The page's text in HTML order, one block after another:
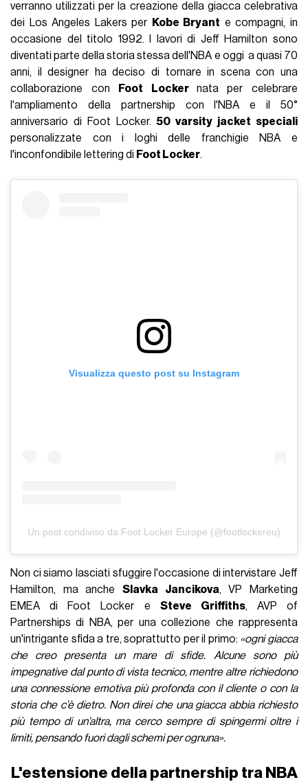
verranno utilizzati per la creazione della giacca celebrativa
dei Los Angeles Lakers per Kobe Bryant e compagni, in
occasione del titolo 1992. I lavori di Jeff Hamilton sono
diventati parte della storia stessa dell'NBA e oggi a quasi 70
anni, il designer ha deciso di tornare in scena con una
collaborazione con
Foot Locker nata per celebrare
l'ampliamento della partnership con l'NBA e il 50°
anniversario di Foot Locker.50 varsity jacket speciali
personalizzate con i loghi delle franchigie NBA e
l'inconfondibile lettering di Foot Locker.
Visualizza questo post su Instagram
Un post condiviso da Foot Locker Europe (@footlockereu)
Non ci siamo lasciati sfuggire l'occasione di intervistare Jeff
Hamilton, ma anche Slavka Jancikova, VP Marketing
EMEA di Foot Locker e Steve Griffiths, AVP of
Partnerships di NBA, per una collezione che rappresenta
un'intrigante sfida a tre, soprattutto per il primo: «ogni giacca
che creo presenta un mare di sfide. Alcune sono più
impegnative dal punto di vista tecnico, mentre altre richiedono
una connessione emotiva più profonda con il cliente o con la
storia che c’è dietro. Non direi che una giacca abbia richiesto
più tempo di un’altra, ma cerco sempre di spingermi oltre i
limiti, pensando fuori dagli schemi per ognuna».
L'estensione della partnership tra NBA